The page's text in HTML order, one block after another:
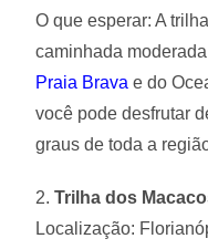
O que esperar: A
caminhada
Praia Brava e do
você pode desfrutar
graus de toda a
2. Trilha dos
Localização: